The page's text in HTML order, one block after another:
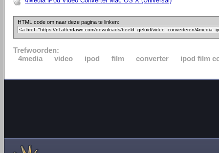
HTML code om naar deze pagina te linken:
Trefwoorden:
4media
video ipod film converter ipod film